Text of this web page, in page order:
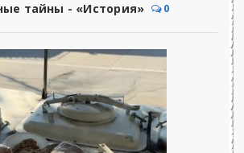
тайны - «История» 0